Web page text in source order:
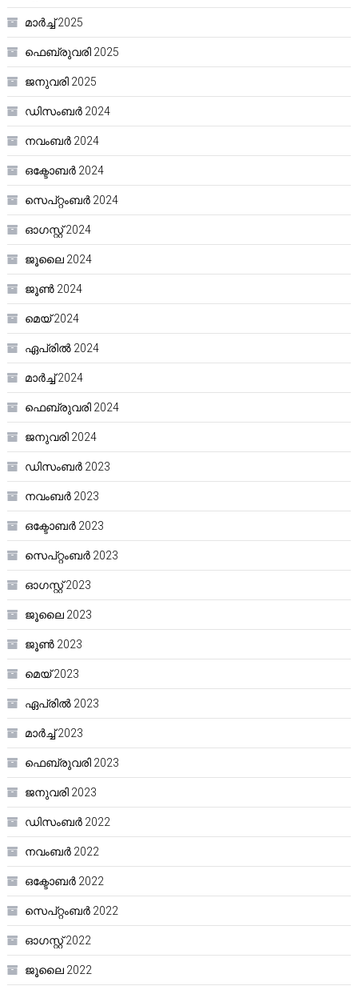
മാർച്ച്‌ 2025
ഫെബ്രുവരി 2025
ജനുവരി 2025
ഡിസംബർ 2024
നവംബർ 2024
ഒക്ടോബർ 2024
സെപ്റ്റംബർ 2024
ഓഗസ്റ്റ്‌ 2024
ജൂലൈ 2024
ജൂൺ 2024
മെയ്‌ 2024
ഏപ്രിൽ 2024
മാർച്ച്‌ 2024
ഫെബ്രുവരി 2024
ജനുവരി 2024
ഡിസംബർ 2023
നവംബർ 2023
ഒക്ടോബർ 2023
സെപ്റ്റംബർ 2023
ഓഗസ്റ്റ്‌ 2023
ജൂലൈ 2023
ജൂൺ 2023
മെയ്‌ 2023
ഏപ്രിൽ 2023
മാർച്ച്‌ 2023
ഫെബ്രുവരി 2023
ജനുവരി 2023
ഡിസംബർ 2022
നവംബർ 2022
ഒക്ടോബർ 2022
സെപ്റ്റംബർ 2022
ഓഗസ്റ്റ്‌ 2022
ജൂലൈ 2022